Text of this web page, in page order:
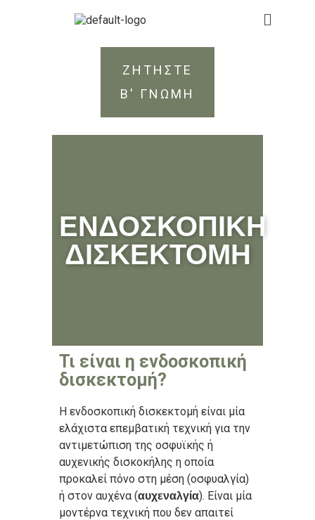
ΖΗΤΗΣΤΕ
Β' ΓΝΩΜΗ
ΕΝΔΟΣΚΟΠΙΚΗ
ΔΙΣΚΕΚΤΟΜΗ
Τι είναι η ενδοσκοπική
δισκεκτομή?
Η ενδοσκοπική δισκεκτομή είναι μία
ελάχιστα επεμβατική τεχνική για την
αντιμετώπιση της οσφυϊκής ή
αυχενικής δισκοκήλης η οποία
προκαλεί πόνο στη μέση (οσφυαλγία)
ή στον αυχένα (αυχεναλγία). Είναι μία
μοντέρνα τεχνική που δεν απαιτεί